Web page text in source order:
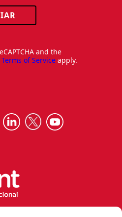
and the
Terms of Service apply.